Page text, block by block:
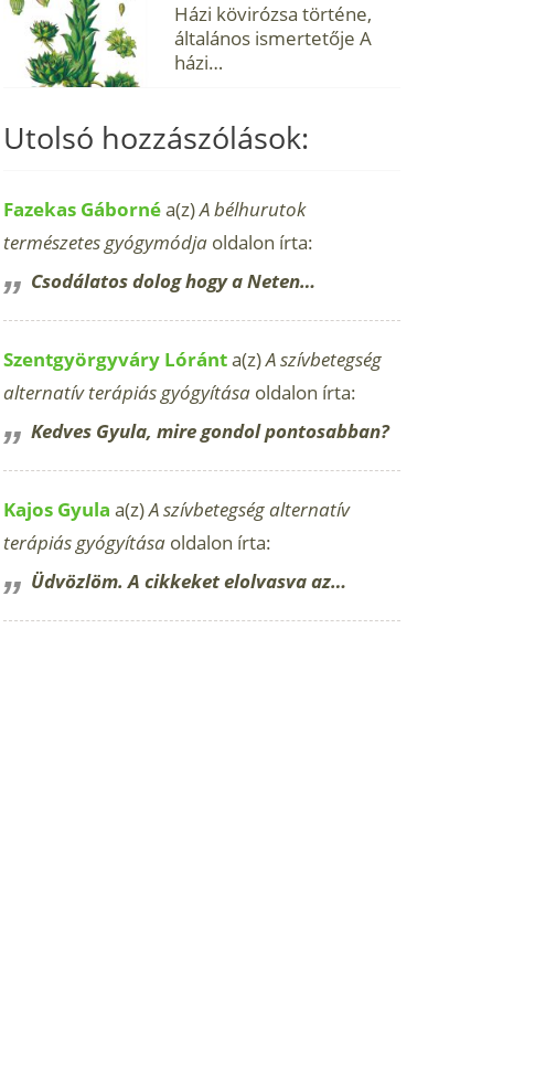
Házi kövirózsa történe,
általános ismertetője A
házi…
Utolsó hozzászólások:
Fazekas Gábornéa(z)A bélhurutok
természetes gyógymódja oldalon írta:
Csodálatos dolog hogy a Neten…
Szentgyörgyváry Lóránta(z)A szívbetegség
alternatív terápiás gyógyítása oldalon írta:
Kedves Gyula, mire gondol pontosabban?
Kajos Gyula a(z)A szívbetegség alternatív
terápiás gyógyítása oldalon írta:
Üdvözlöm. A cikkeket elolvasva az…